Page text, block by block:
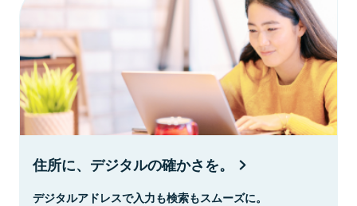
住所に、デジタルの確かさを。
デジタルアドレスで入力も検索もスムーズに。